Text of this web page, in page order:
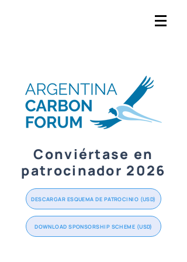
Conviértase en
patrocinador 2026
DESCARGAR ESQUEMA DE PATROCINIO (USD)
DOWNLOAD SPONSORSHIP SCHEME (USD)